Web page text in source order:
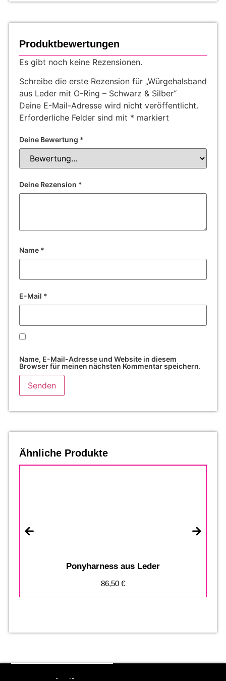
Produktbewertungen
Es gibt noch keine Rezensionen.
Schreibe die erste Rezension für „Würgehalsband
aus Leder mit O-Ring – Schwarz & Silber“
Deine E-Mail-Adresse wird nicht veröffentlicht.
Erforderliche Felder sind mit * markiert
Deine Bewertung *
Deine Rezension *
Name *
E-Mail *
Name, E-Mail-Adresse und Website in diesem
Browser für meinen nächsten Kommentar speichern.
Ähnliche Produkte
Ponyharness aus Leder
86,50 €